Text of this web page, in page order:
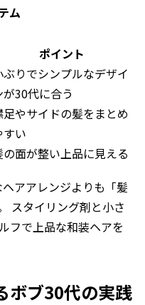
ム
ポイント
ぶりでシンプルなデザイ
が30代に合う
足やサイドの髪をまとめ
すい
の面が整い上品に見える
アアレンジよりも「髪
スタイリング剤と小さ
フで上品な和装ヘアを
ボブ30代の実践